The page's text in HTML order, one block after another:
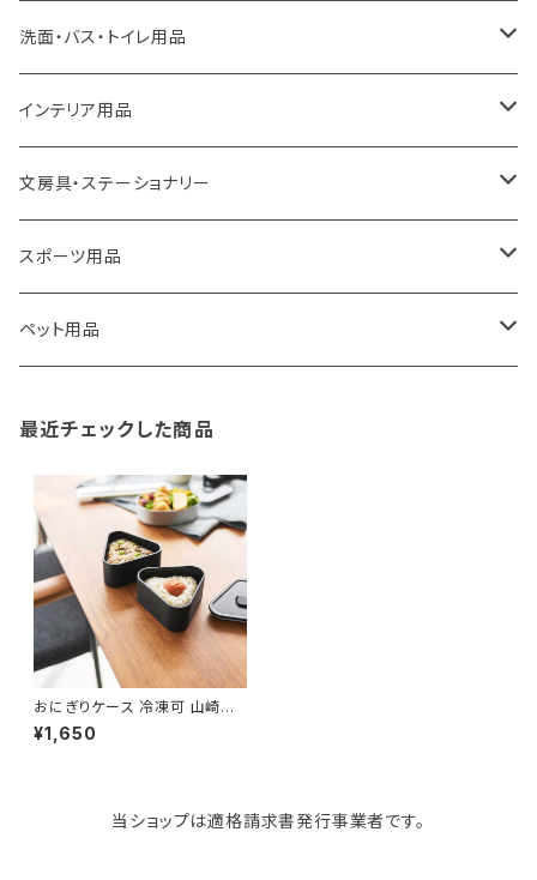
a.depeche
ROOTOTE
100percent
藤田金属
TG
paperblanks
Like-it
KIND BAG LONDON
tower
アクセサリー
トートバッグ
保冷バッグ
リュックサック
ショルダーバッグ
スポーツバッグ
マザーズバッグ
パソコンケース
バッグアクセサリー
キッチンラック
キッチンペーパーホルダー
食器・テーブルウェア
ゴミ箱
収納用品
ソープディスペンサー
タオルハンガー
調理器具・調理小物
ディッシュラック
洗面・バス・トイレ用品
洗面用品
掃除・洗濯用品
トイレ用品
バス用品
インテリア用品
アイロン台
アクセサリー収納
ウェットティッシュケース
ガーデニング用品
蚊やり
クッション・クッションカバー
玄関収納
文房具・ステーショナリー
筆記具・ペン
ノート
スポーツ用品
卓球用品
ペット用品
猫用グッズ
その他
最近チェックした商品
おにぎりケース 冷凍可 山崎実
業 tower タワー バルブ付き密
閉おにぎりケース 2個組 10471
¥1,650
当ショップは適格請求書発行事業者です。